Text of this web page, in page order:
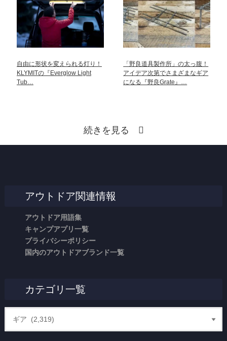
自由に形状を変えられる灯り！
KLYMITの『Everglow Light
Tub…
「野良道具製作所」の太っ腹！
アイデア次第でさまざまなギア
になる『野良Grate』…
続きを見る
アウトドア関連情報
アウトドア用語集
キャンプアプリ一覧
プライバシーポリシー
国内のアウトドアブランド一覧
カテゴリ一覧